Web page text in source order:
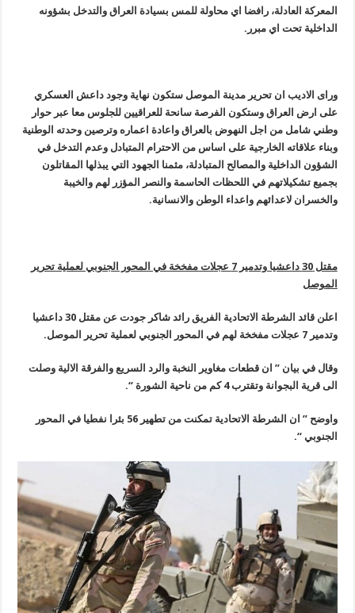
المعركة العادلة، رافضا اي محاولة للمس بسيادة العراق والتدخل بشؤونه
الداخلية تحت اي مبرر.
وراى الاديب ان تحرير مدينة الموصل ستكون نهاية وجود داعش العسكري
على ارض العراق وستكون الفرصة سانحة للعراقيين للجلوس معا عبر حوار
وطني شامل من اجل النهوض بالعراق واعادة اعماره وترصين وحدته الوطنية
وبناء علاقاته الخارجية على اساس من الاحترام المتبادل وعدم التدخل في
الشؤون الداخلية والمصالح المتبادلة، مثمنا الجهود التي يبذلها المقاتلون
بجميع تشكيلاتهم في اللحظات الحاسمة والنصر المؤزر لهم والخيبة
والخسران لاعدائهم واعداء الوطن والانسانية.
مقتل 30 داعشيا وتدمير 7 عجلات مفخخة في المحور الجنوبي لعملية تحرير
الموصل
اعلن قائد الشرطة الاتحادية الفريق رائد شاكر جودت عن مقتل 30 داعشيا
وتدمير 7 عجلات مفخخة لهم في المحور الجنوبي لعملية تحرير الموصل.
وقال في بيان ” ان قطعات مغاوير النخبة والرد السريع والفرقة الالية وصلت
الى قرية البجوانة وتقترب 4 كم من ناحية الشورة “.
واوضح ” ان الشرطة الاتحادية تمكنت من تطهير 56 بئرا نفطيا في المحور
الجنوبي “.